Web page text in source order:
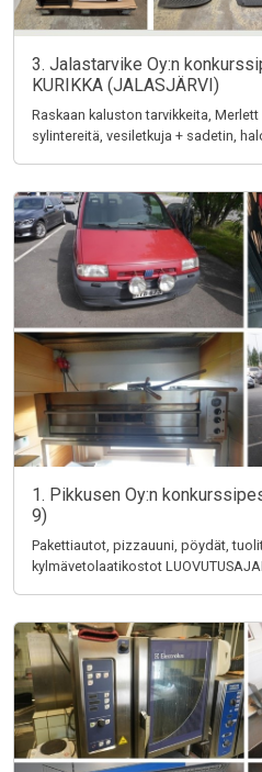
3. Jalastarvike Oy:n
KURIKKA (JALASJÄRVI)
Raskaan kaluston tarvikkeita,
sylintereitä, vesiletkuja + sadetin,
1. Pikkusen Oy:n
9)
Pakettiautot, pizzauuni, pöydät,
kylmävetolaatikostot